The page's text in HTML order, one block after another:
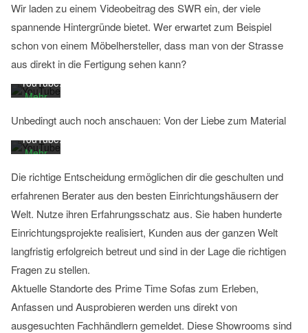
Wir laden zu einem Videobeitrag des SWR ein, der viele
spannende Hintergründe bietet. Wer erwartet zum Beispiel
schon von einem Möbelhersteller, dass man von der Strasse
aus direkt in die Fertigung sehen kann?
Videos
akzeptieren
Sie die
von
YouTube.
Mehr
Video
laden
YouTube
immer
Unbedingt auch noch anschauen: Von der Liebe zum Material
Mit
dem
Laden
Videos
akzeptieren
Sie die
von
YouTube.
Mehr
Video
laden
YouTube
immer
Die richtige Entscheidung ermöglichen dir die geschulten und
erfahrenen Berater aus den besten Einrichtungshäusern der
Welt. Nutze ihren Erfahrungsschatz aus. Sie haben hunderte
Einrichtungsprojekte realisiert, Kunden aus der ganzen Welt
langfristig erfolgreich betreut und sind in der Lage die richtigen
Fragen zu stellen.
Aktuelle Standorte des Prime Time Sofas zum Erleben,
Anfassen und Ausprobieren werden uns direkt von
ausgesuchten Fachhändlern gemeldet. Diese Showrooms sind